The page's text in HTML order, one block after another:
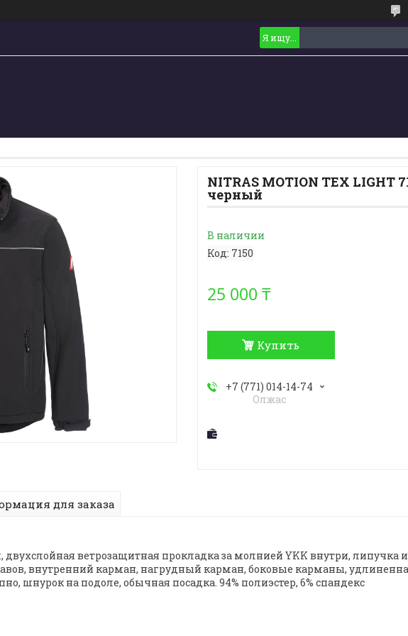
NITRAS MOTION TEX LIGHT
черный
В наличии
Код: 7150
25 000 ₸
Купить
+7 (771) 014-14-74
Олжас
для заказа
двухслойная ветрозащитная прокладка за молнией YKK внутри, липучка
внутренний карман, нагрудный карман, боковые карманы,
шнурок на подоле, обычная посадка. 94% полиэстер, 6% спандекс